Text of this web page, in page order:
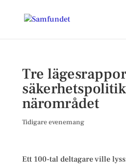
Tre
närområdet
Tidigare evenemang
Ett 100-tal deltagare ville